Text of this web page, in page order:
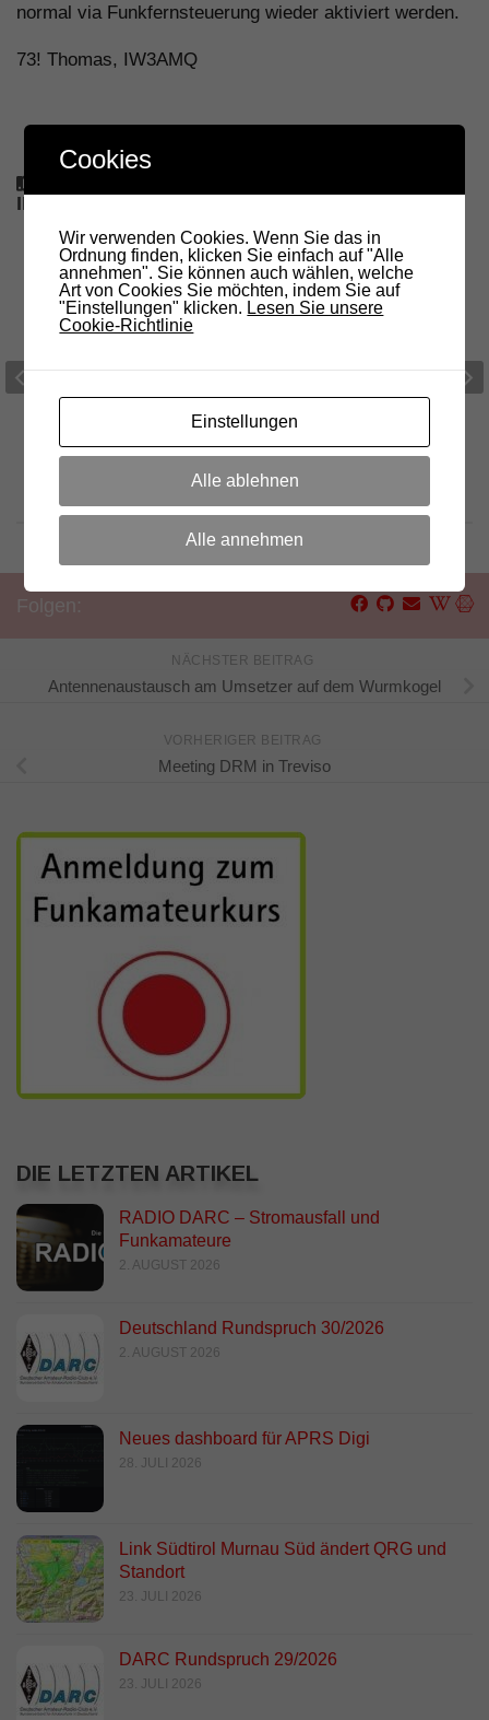
normal via Funkfernsteuerung wieder aktiviert werden.
73! Thomas, IW3AMQ
INTERESSIEREN...
11. JULI 2011
Packet Radio
MHz – Gantkofel
wieder online
NÄCHSTER BEITRAG
Antennenaustausch am Umsetzer auf dem Wurmkogel
VORHERIGER BEITRAG
Meeting DRM in Treviso
DIE LETZTEN ARTIKEL
RADIO DARC – Stromausfall und
Funkamateure
2. AUGUST 2026
Deutschland Rundspruch 30/2026
2. AUGUST 2026
Neues dashboard für APRS Digi
28. JULI 2026
Link Südtirol Murnau Süd ändert QRG und
Standort
23. JULI 2026
DARC Rundspruch 29/2026
23. JULI 2026
Cookies
Wir verwenden Cookies. Wenn Sie das in
Ordnung finden, klicken Sie einfach auf "Alle
annehmen". Sie können auch wählen, welche
Art von Cookies Sie möchten, indem Sie auf
"Einstellungen" klicken. Lesen Sie unsere
Cookie-Richtlinie
Einstellungen
Alle ablehnen
Alle annehmen